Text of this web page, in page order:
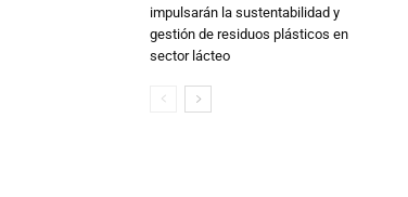
impulsarán la sustentabilidad y
gestión de residuos plásticos en
sector lácteo